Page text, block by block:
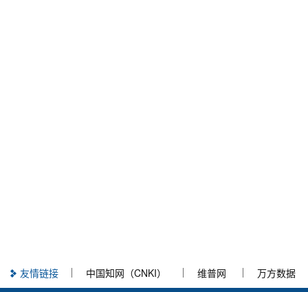
友情链接 中国知网（CNKI） 维普网 万方数据